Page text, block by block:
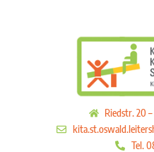
Riedstr. 20
Tel.